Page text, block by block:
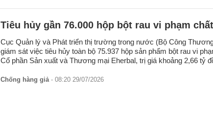
Tiêu hủy gần 76.000 hộp bột rau vi phạm
Cục Quản lý và Phát triển thị trường trong nước (Bộ Công
giám sát việc tiêu hủy toàn bộ 75.937 hộp sản phẩm bột rau vi
Cổ phần Sản xuất và Thương mại Eherbal, trị giá khoảng 2,66 tỷ
Chống hàng giả- 08:20 29/07/2026